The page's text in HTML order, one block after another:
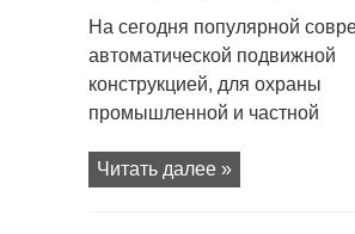
Автоматика
для
ворот
На сегодня популярной
автоматической подвижной
конструкцией, для охраны
промышленной и частной
Читать далее »